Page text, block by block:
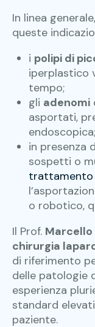
In linea
queste
i polipi di
iperplastico
tempo;
gli adenomi
asportati,
endoscopica;
in presenza
sospetti o
trattamento
o robotico,
Il Prof.
chirurgia
di riferimento
delle patologie
esperienza
standard
paziente.